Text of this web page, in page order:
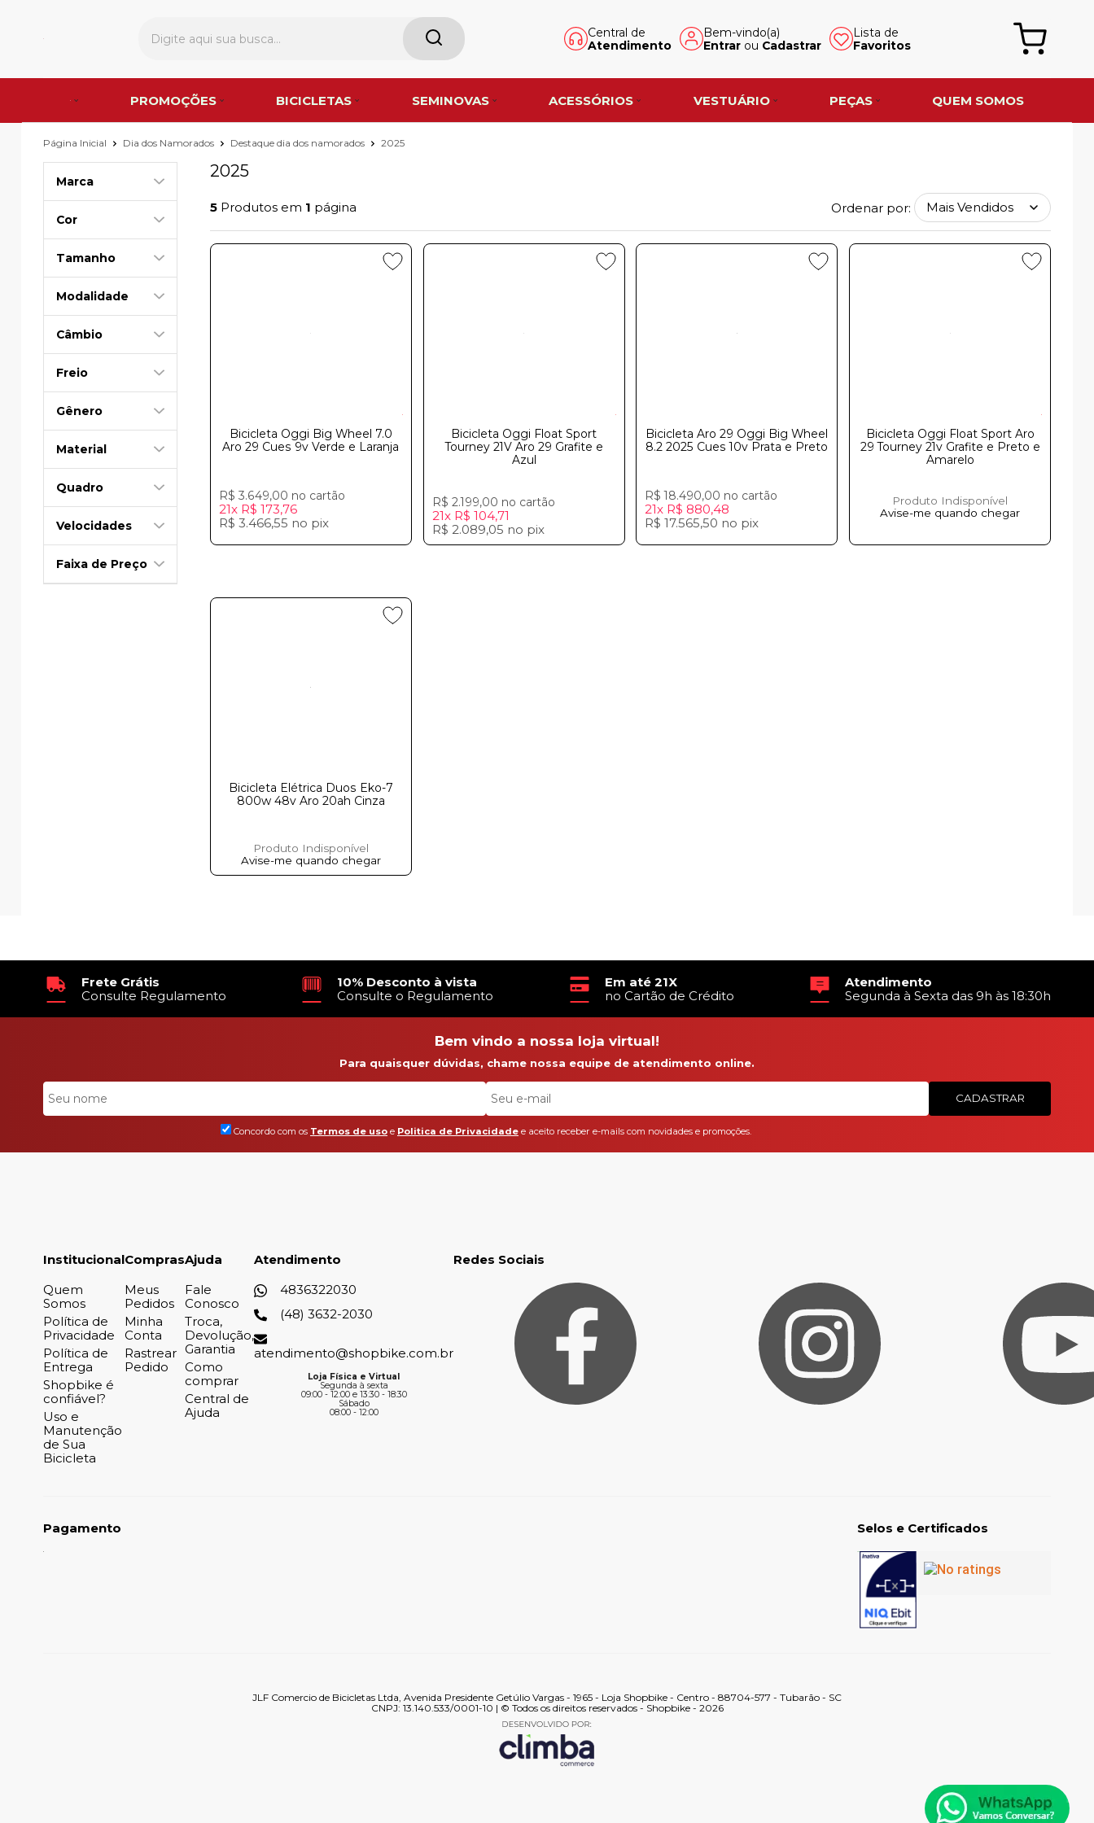
Central de
Atendimento
Bem-vindo(a)
Entrarou Cadastrar
Lista de
Favoritos
PROMOÇÕES BICICLETAS SEMINOVAS ACESSÓRIOS VESTUÁRIO PEÇAS QUEM SOMOS
Página Inicial Dia dos Namorados Destaque dia dos namorados 2025
Marca
Cor
Tamanho
Modalidade
Câmbio
Freio
Gênero
Material
Quadro
Velocidades
Faixa de Preço
2025
5 Produtos em 1 página Ordenar por:
Bicicleta Oggi Big Wheel 7.0
Aro 29 Cues 9v Verde e Laranja
R$ 3.649,00 no cartão
21x R$ 173,76
R$ 3.466,55 no pix
Bicicleta Oggi Float Sport
Tourney 21V Aro 29 Grafite e
Azul
R$ 2.199,00 no cartão
21x R$ 104,71
R$ 2.089,05 no pix
Bicicleta Aro 29 Oggi Big Wheel
8.2 2025 Cues 10v Prata e Preto
R$ 18.490,00 no cartão
21x R$ 880,48
R$ 17.565,50 no pix
Bicicleta Oggi Float Sport Aro
29 Tourney 21v Grafite e Preto e
Amarelo
Produto Indisponível
Avise-me quando chegar
Bicicleta Elétrica Duos Eko-7
800w 48v Aro 20ah Cinza
Produto Indisponível
Avise-me quando chegar
Frete Grátis
Consulte Regulamento
10% Desconto à vista
Consulte o Regulamento
Em até 21X
no Cartão de Crédito
Atendimento
Segunda à Sexta das 9h às 18:30h
Bem vindo a nossa loja virtual!
Para quaisquer dúvidas, chame nossa equipe de atendimento online.
Concordo com os Termos de uso e Politica de Privacidade e aceito receber e-mails com novidades e promoções.
CADASTRAR
Institucional
Quem
Somos
Política de
Privacidade
Política de
Entrega
Shopbike é
confiável?
Uso e
Manutenção
de Sua
Bicicleta
Compras
Meus
Pedidos
Minha
Conta
Rastrear
Pedido
Ajuda
Fale
Conosco
Troca,
Devolução,
Garantia
Como
comprar
Central de
Ajuda
Atendimento
4836322030
(48) 3632-2030
atendimento@shopbike.com.br
Loja Física e Virtual
Segunda à sexta
09:00 - 12:00 e 13:30 - 18:30
Sábado
08:00 - 12:00
Redes Sociais
Pagamento Selos e Certificados
JLF Comercio de Bicicletas Ltda, Avenida Presidente Getúlio Vargas - 1965 - Loja Shopbike - Centro - 88704-577 - Tubarão - SC
CNPJ: 13.140.533/0001-10 | © Todos os direitos reservados - Shopbike - 2026